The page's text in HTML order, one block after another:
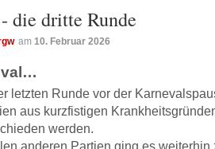
die dritte Runde
am 10. Februar 2026
letzten Runde vor der
aus kurzfistigen
werden.